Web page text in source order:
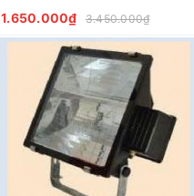
1.650.000₫ 3.450.000₫